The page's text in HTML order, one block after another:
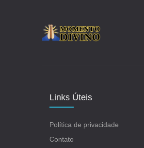
Links Úteis
Política de privacidade
Contato